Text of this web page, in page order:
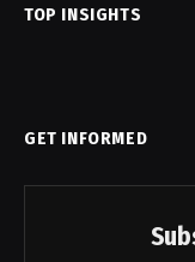
TOP INSIGHTS
GET INFORMED